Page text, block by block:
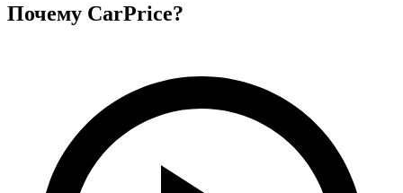
Почему CarPrice?